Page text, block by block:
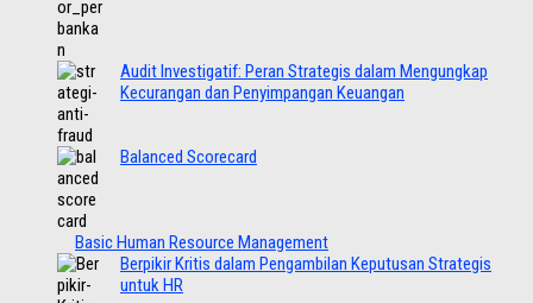
Audit Investigatif: Peran Strategis dalam Mengungkap
Kecurangan dan Penyimpangan Keuangan
Balanced Scorecard
Basic Human Resource Management
Berpikir Kritis dalam Pengambilan Keputusan Strategis
untuk HR